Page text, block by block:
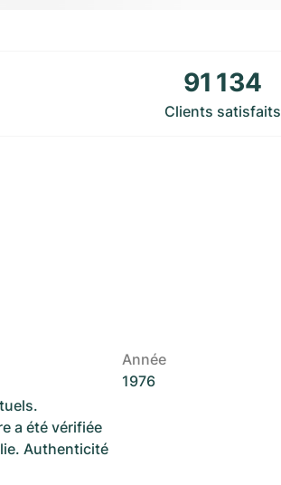
91 134
Clients satisfaits
a été vérifiée
Authenticité
Année
1976